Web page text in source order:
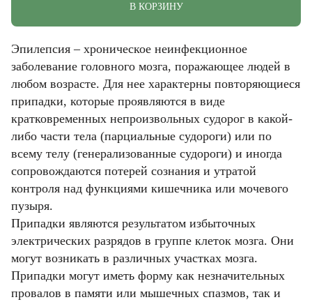
В КОРЗИНУ
Эпилепсия – хроническое неинфекционное
заболевание головного мозга, поражающее людей в
любом возрасте. Для нее характерны повторяющиеся
припадки, которые проявляются в виде
кратковременных непроизвольных судорог в какой-
либо части тела (парциальные судороги) или по
всему телу (генерализованные судороги) и иногда
сопровождаются потерей сознания и утратой
контроля над функциями кишечника или мочевого
пузыря.
Припадки являются результатом избыточных
электрических разрядов в группе клеток мозга. Они
могут возникать в различных участках мозга.
Припадки могут иметь форму как незначительных
провалов в памяти или мышечных спазмов, так и